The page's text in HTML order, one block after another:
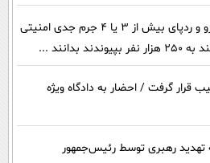
گفته‌های یک روحانی تندرو و ردپای بیش از ۳ یا ۴ جرم جدی امنیتی
...
قرار گرفت / احضار به دادگاه ویژه
تهدید رهبری توسط رئیس‌جمهور